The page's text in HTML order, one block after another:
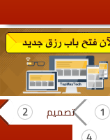
تصميم